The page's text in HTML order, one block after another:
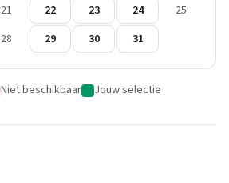
21 22 23 24
25
28 29 30 31
Niet beschikbaar Jouw selectie